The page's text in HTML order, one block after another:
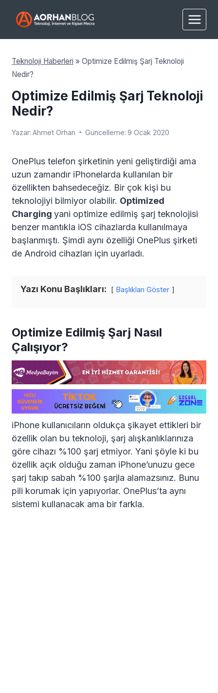
Teknoloji Haberleri » Optimize Edilmiş Şarj Teknoloji
Nedir?
Optimize Edilmiş Şarj Teknoloji
Nedir?
Yazar: Ahmet Orhan Güncelleme: 9 Ocak 2020
OnePlus telefon şirketinin yeni geliştirdiği ama
uzun zamandır iPhonelarda kullanılan bir
özellikten bahsedeceğiz. Bir çok kişi bu
teknolojiyi bilmiyor olabilir. Optimized
Charging yani optimize edilmiş şarj teknolojisi
benzer mantıkla iOS cihazlarda kullanılmaya
başlanmıştı. Şimdi aynı özelliği OnePlus şirketi
de Android cihazları için uyarladı.
Yazı Konu Başlıkları: Başlıkları Göster
Optimize Edilmiş Şarj Nasıl
Çalışıyor?
iPhone kullanıcıların oldukça şikayet ettikleri bir
özellik olan bu teknoloji, şarj alışkanlıklarınıza
göre cihazı %100 şarj etmiyor. Yani şöyle ki bu
özellik açık olduğu zaman iPhone’unuzu gece
şarj takıp sabah %100 şarjla alamazsınız. Bunu
pili korumak için yapıyorlar. OnePlus’ta aynı
sistemi kullanacak ama bir farkla.